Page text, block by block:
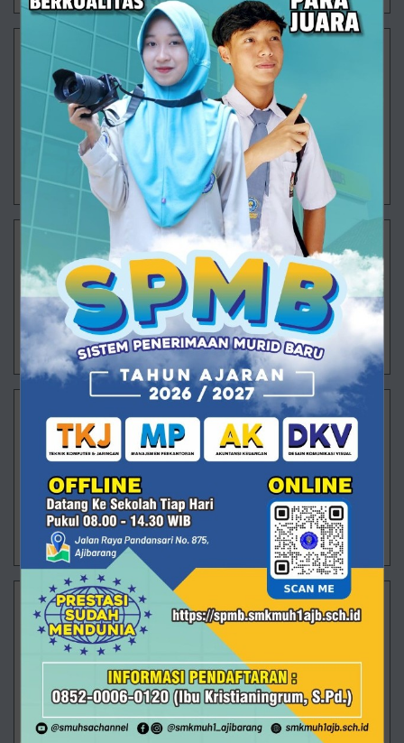
TAK USAH MEMBANDINGKAN
Tak usah membanding-bandingkan, jatahmu sudah
yang paling pas dan yang terbaik dari Allah ﷻ Belum
menikah, belum memiliki keturunan, belum punya
pekerjaan mapan, belum lulus, belum s
05/03/2025 10:38 - Oleh Administrator - Dilihat 707 kali
SUNGGUH MERUGI
Termasuk kerugian besar yaitu adanya kesempatan
tapi tidak maksimal digunakan Nabi shallallahu ‘alaihi
wasallam bersabda ‎ورَغِمَ أنفُ رجلٍ دخل عليه ر
05/03/2025 10:29 - Oleh Administrator - Dilihat 705 kali
JADIKAN AKHIRAT DI HATIMU
Kenapa kebanyakan manusia lebih memilih dunia
serta rela mengorbankan akhirat yang kekal abadi ?
Kenapa mereka mencari dunia sekuat tenaga, habis-
habisan, padahal tidak akan dinikmati s
05/03/2025 10:18 - Oleh Administrator - Dilihat 708 kali
SEGERALAH BERLARI KEPADA ALLAH
Hidup identik dengan masalah, kesusahan, dan
beragam ujian. Maka, setiap yang hidup pasti akan
diuji dengan aneka masalah. Maka, saat masalah
datang menghampiri, keep calm dan jangan me
02/12/2024 11:55 - Oleh Administrator - Dilihat 1183 kali